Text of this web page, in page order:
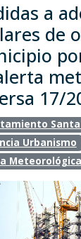
a
de
17/
Santa
Urbanismo
Meteorológica